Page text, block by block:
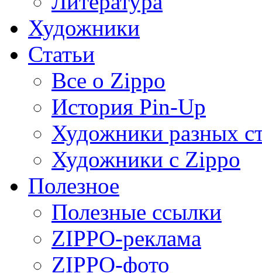
Художники
Статьи
Все о Zippo
История Pin-Up
Художники разных
Художники с Zippo
Полезное
Полезные ссылки
ZIPPO-реклама
ZIPPO-фото